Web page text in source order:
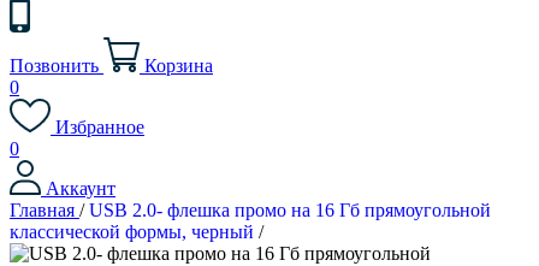
Позвонить
Корзина
0
Избранное
0
Аккаунт
Главная / USB 2.0- флешка промо на 16 Гб прямоугольной
классической формы, черный /